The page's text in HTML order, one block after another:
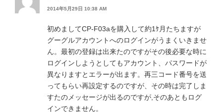
2014年5月29日 10:38 AM
初めましてCP-F03aを購入して約1ｹ月たちますが
グーグルアカウントへのログインがうまくいきませ
ん。最初の登録は出来たのですがその後必要な時に
ログインしようとしてもアカウント、パスワードが
異なりますとエラーが出ます。再三コード番号を送
ってもらい再設定するのですが、その時は完了しま
すたのメッセージが出るのですが,そのあともログ
インできません。